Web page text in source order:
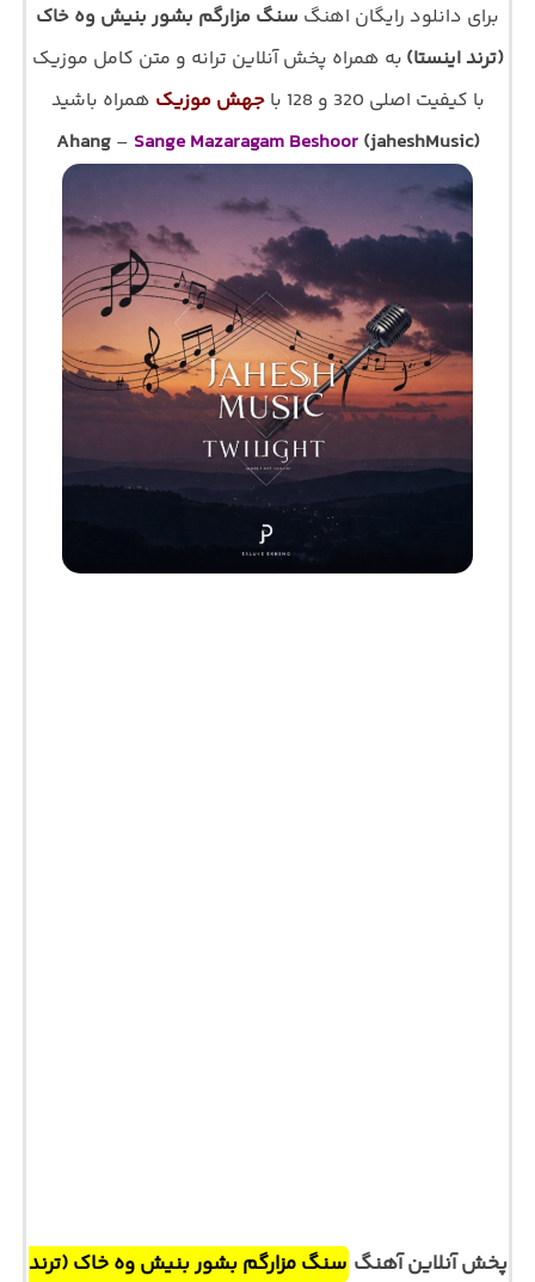
برای دانلود رایگان اهنگ سنگ مزارگم بشور بنیش وه خاک
(ترند اینستا) به همراه پخش آنلاین ترانه و متن کامل موزیک
با کیفیت اصلی 320 و 128 با
جهش موزیک همراه باشید
Ahang – Sange Mazaragam Beshoor(jaheshMusic)
پخش آنلاین آهنگ سنگ مزارگم بشور بنیش وه خاک (ترند